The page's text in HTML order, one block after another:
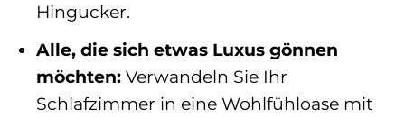
Hingucker.
Alle, die sich etwas Luxus gönnen
möchten: Verwandeln Sie Ihr
Schlafzimmer in eine Wohlfühloase mit